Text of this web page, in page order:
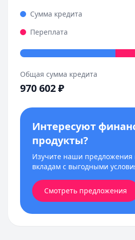
Сумма кредита
Переплата
Общая сумма кредита
970 602₽
Интересуют
продукты?
Изучите наши предложения
вкладам с выгодными
Смотреть предложения